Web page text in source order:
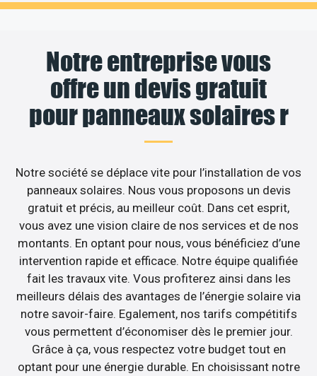
Notre entreprise vous
offre un devis gratuit
pour panneaux solaires r
Notre société se déplace vite pour l’installation de vos
panneaux solaires. Nous vous proposons un devis
gratuit et précis, au meilleur coût. Dans cet esprit,
vous avez une vision claire de nos services et de nos
montants. En optant pour nous, vous bénéficiez d’une
intervention rapide et efficace. Notre équipe qualifiée
fait les travaux vite. Vous profiterez ainsi dans les
meilleurs délais des avantages de l’énergie solaire via
notre savoir-faire. Egalement, nos tarifs compétitifs
vous permettent d’économiser dès le premier jour.
Grâce à ça, vous respectez votre budget tout en
optant pour une énergie durable. En choisissant notre